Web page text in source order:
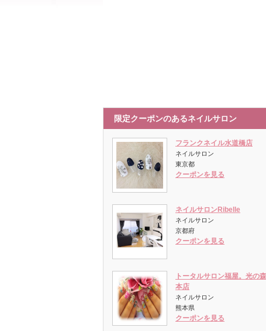
限定クーポンのあるネイルサロン
フランクネイル水道橋店
ネイルサロン
東京都
クーポンを見る
ネイルサロンRibelle
ネイルサロン
京都府
クーポンを見る
トータルサロン福屋。光の森
本店
ネイルサロン
熊本県
クーポンを見る